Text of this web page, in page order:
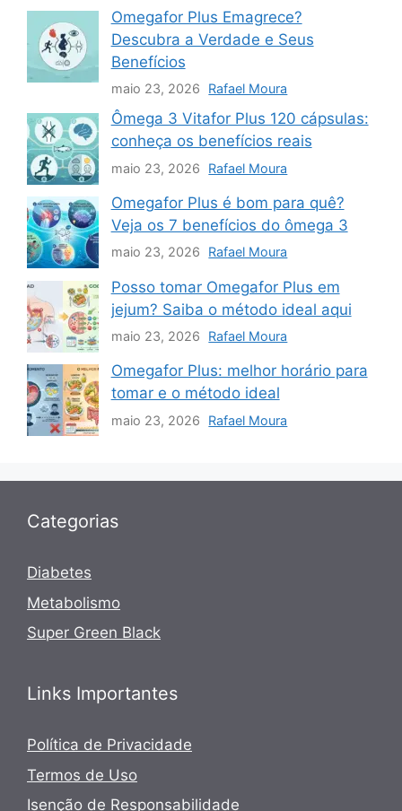
Omegafor Plus Emagrece?
Descubra a Verdade e Seus
Benefícios
maio 23, 2026 Rafael Moura
Ômega 3 Vitafor Plus 120 cápsulas:
conheça os benefícios reais
maio 23, 2026 Rafael Moura
Omegafor Plus é bom para quê?
Veja os 7 benefícios do ômega 3
maio 23, 2026 Rafael Moura
Posso tomar Omegafor Plus em
jejum? Saiba o método ideal aqui
maio 23, 2026 Rafael Moura
Omegafor Plus: melhor horário para
tomar e o método ideal
maio 23, 2026 Rafael Moura
Categorias
Diabetes
Metabolismo
Super Green Black
Links Importantes
Política de Privacidade
Termos de Uso
Isenção de Responsabilidade